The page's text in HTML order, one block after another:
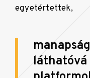
egyetértettek,